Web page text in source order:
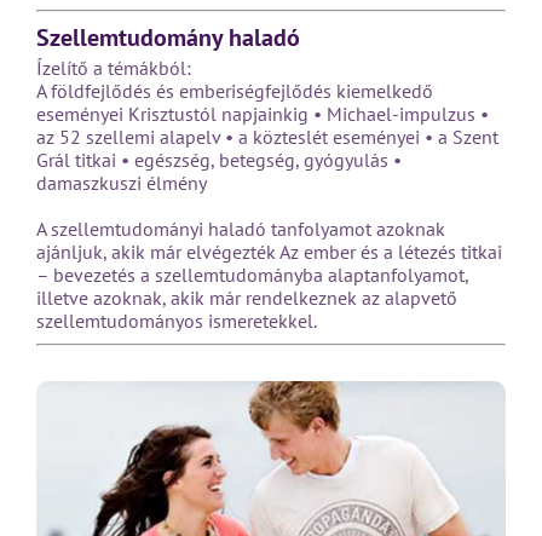
Szellemtudomány haladó
Ízelítő a témákból:
A földfejlődés és emberiségfejlődés kiemelkedő
eseményei Krisztustól napjainkig • Michael-impulzus •
az 52 szellemi alapelv • a közteslét eseményei • a Szent
Grál titkai • egészség, betegség, gyógyulás •
damaszkuszi élmény
A szellemtudományi haladó tanfolyamot azoknak
ajánljuk, akik már elvégezték Az ember és a létezés titkai
– bevezetés a szellemtudományba alaptanfolyamot,
illetve azoknak, akik már rendelkeznek az alapvető
szellemtudományos ismeretekkel.